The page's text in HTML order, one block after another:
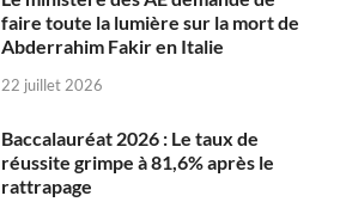
faire toute la lumière sur la mort de
Abderrahim Fakir en Italie
22 juillet 2026
Baccalauréat 2026 : Le taux de
réussite grimpe à 81,6% après le
rattrapage